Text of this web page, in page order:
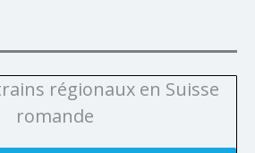
régionaux en Suisse
romande